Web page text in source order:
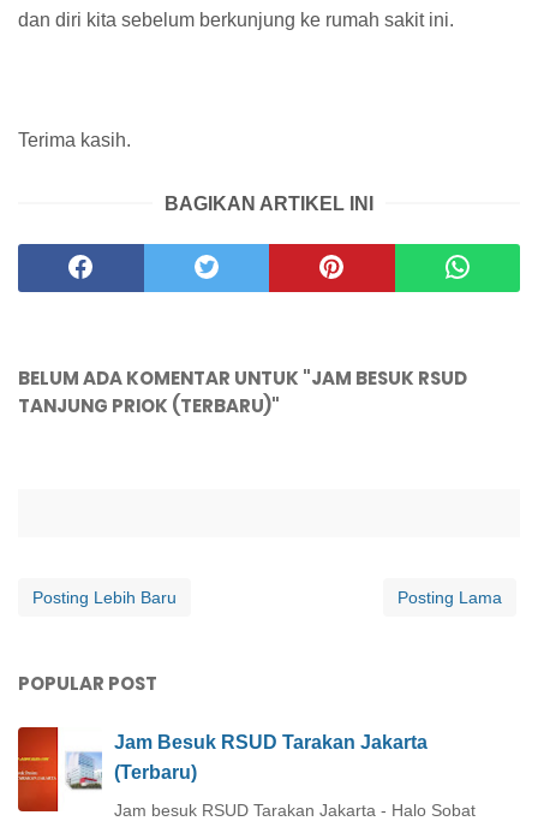
dan diri kita sebelum berkunjung ke rumah sakit ini.
Terima kasih.
BAGIKAN ARTIKEL INI
BELUM ADA KOMENTAR UNTUK "JAM BESUK RSUD
TANJUNG PRIOK (TERBARU)"
Posting Lebih Baru Posting Lama
POPULAR POST
Jam Besuk RSUD Tarakan Jakarta
(Terbaru)
Jam besuk RSUD Tarakan Jakarta - Halo Sobat